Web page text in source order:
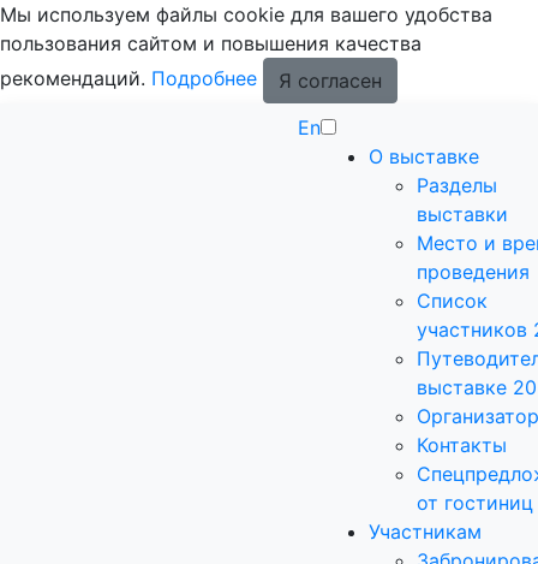
Мы используем файлы cookie для вашего удобства
пользования сайтом и повышения качества
рекомендаций. Подробнее
Я согласен
En
О выставке
Разделы
выставки
Место и
проведения
Список
участников
выставке
Контакты
от гостиниц
Участникам